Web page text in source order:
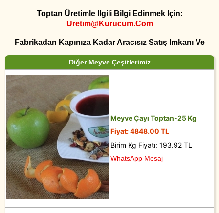
Toptan Üretimle Ilgili Bilgi Edinmek Için:
Uretim@kurucum.com
Fabrikadan Kapınıza Kadar Aracısız Satış Imkanı Ve
Diğer Meyve Çeşitlerimiz
Meyve Çayı Toptan-25 Kg
Fiyat: 4848.00 TL
Birim Kg Fiyatı: 193.92 TL
WhatsApp Mesaj